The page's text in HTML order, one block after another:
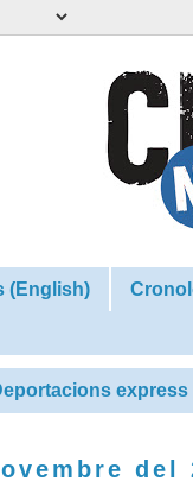
(English)
express
del